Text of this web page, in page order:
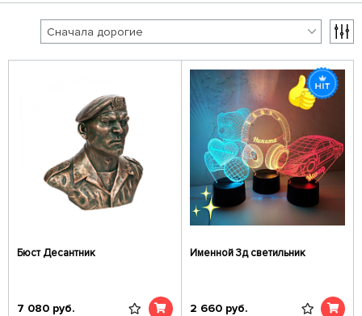
Бюст Десантник
7 080 руб.
Именной 3д светильник
2 660 руб.